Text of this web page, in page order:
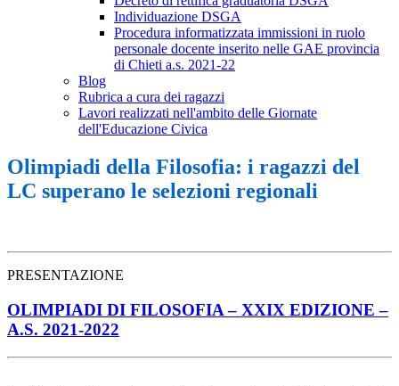
Individuazione DSGA
Procedura informatizzata immissioni in ruolo
personale docente inserito nelle GAE provincia
di Chieti a.s. 2021-22
Blog
Rubrica a cura dei ragazzi
Lavori realizzati nell'ambito delle Giornate
dell'Educazione Civica
Olimpiadi della Filosofia: i ragazzi del
LC superano le selezioni regionali
PRESENTAZIONE
OLIMPIADI DI FILOSOFIA – XXIX EDIZIONE –
A.S. 2021-2022